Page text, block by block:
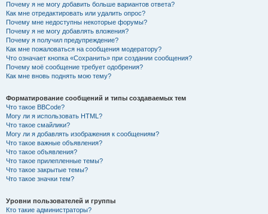
Почему я не могу добавить больше вариантов ответа?
Как мне отредактировать или удалить опрос?
Почему мне недоступны некоторые форумы?
Почему я не могу добавлять вложения?
Почему я получил предупреждение?
Как мне пожаловаться на сообщения модератору?
Что означает кнопка «Сохранить» при создании сообщения?
Почему моё сообщение требует одобрения?
Как мне вновь поднять мою тему?
Форматирование сообщений и типы создаваемых тем
Что такое BBCode?
Могу ли я использовать HTML?
Что такое смайлики?
Могу ли я добавлять изображения к сообщениям?
Что такое важные объявления?
Что такое объявления?
Что такое прилепленные темы?
Что такое закрытые темы?
Что такое значки тем?
Уровни пользователей и группы
Кто такие администраторы?